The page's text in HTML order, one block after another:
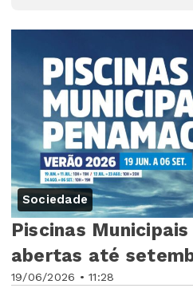
Sociedade
19/06/2026 • 11:28
Piscinas
abertas até